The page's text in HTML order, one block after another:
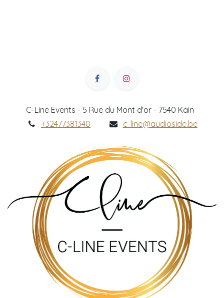
C-Line Events - 5 Rue du Mont d'or - 7540 Kain
+32477381340
c-line@audioside.be